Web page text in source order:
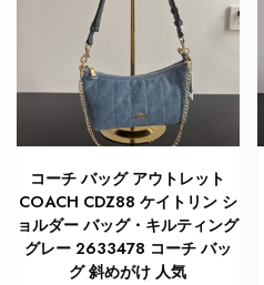
コーチ バッグ アウトレット
COACH CDZ88 ケイトリン シ
ョルダー バッグ・キルティング
グレー 2633478 コーチ バッ
グ 斜めがけ 人気